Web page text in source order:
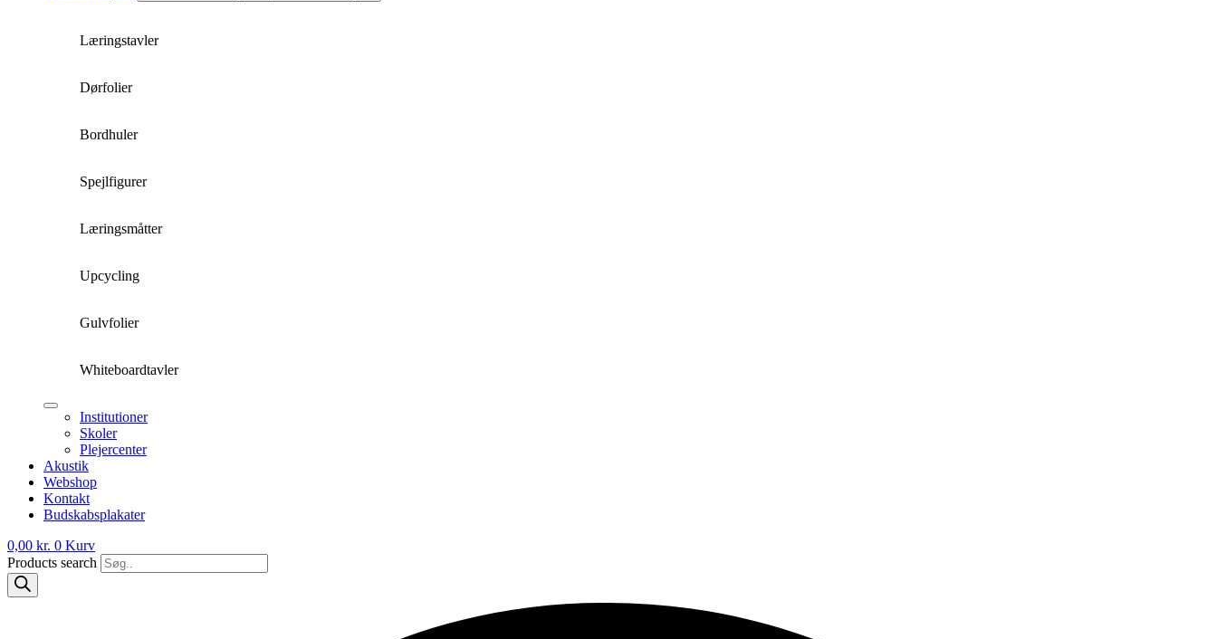
Læringstavler
Dørfolier
Bordhuler
Spejlfigurer
Læringsmåtter
Upcycling
Gulvfolier
Whiteboardtavler
Institutioner
Skoler
Plejercenter
Akustik
Webshop
Kontakt
Budskabsplakater
0,00 kr. 0 Kurv
Products search